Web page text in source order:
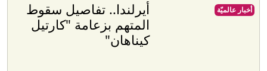
أيرلندا.. تفاصيل سقوط
المتهم بزعامة "كارتيل
كيناهان"
أخبار عالميّة